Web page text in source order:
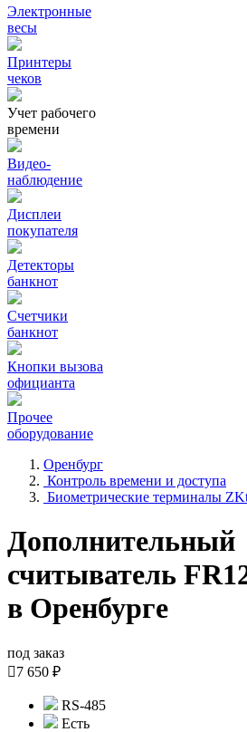
Электронные
весы
Принтеры
чеков
Учет рабочего
времени
Видео‑
наблюдение
Дисплеи
покупателя
Детекторы
банкнот
Счетчики
банкнот
Кнопки вызова
официанта
Прочее
оборудование
Оренбург
Контроль времени и доступа
Биометрические терминалы
Дополнительный
считыватель
в Оренбурге
под заказ
7 650 ₽
RS-485
Есть